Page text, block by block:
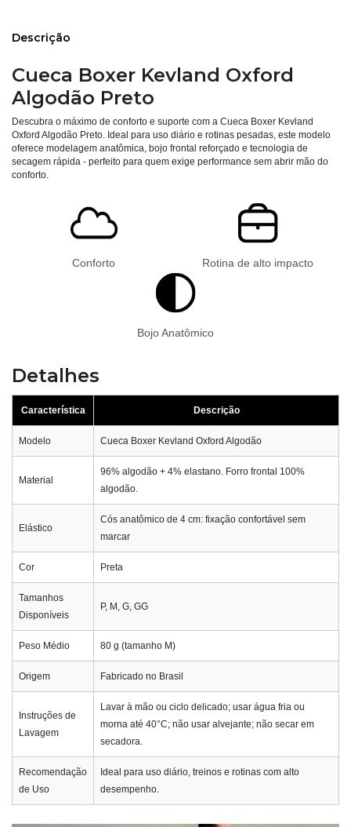
Descrição
Cueca Boxer Kevland Oxford
Algodão Preto
Descubra o máximo de conforto e suporte com a Cueca Boxer Kevland
Oxford Algodão Preto. Ideal para uso diário e rotinas pesadas, este modelo
oferece modelagem anatômica, bojo frontal reforçado e tecnologia de
secagem rápida - perfeito para quem exige performance sem abrir mão do
conforto.
Conforto Rotina de alto impacto
Bojo Anatômico
Detalhes
Característica Descrição
Modelo Cueca Boxer Kevland Oxford Algodão
Material
96% algodão + 4% elastano. Forro frontal 100%
algodão.
Elástico
Cós anatômico de 4 cm: fixação confortável sem
marcar
Cor Preta
Tamanhos
Disponíveis
P, M, G, GG
Peso Médio 80 g (tamanho M)
Origem Fabricado no Brasil
Instruções de
Lavagem
Lavar à mão ou ciclo delicado; usar água fria ou
morna até 40°C; não usar alvejante; não secar em
secadora.
Recomendação
de Uso
Ideal para uso diário, treinos e rotinas com alto
desempenho.